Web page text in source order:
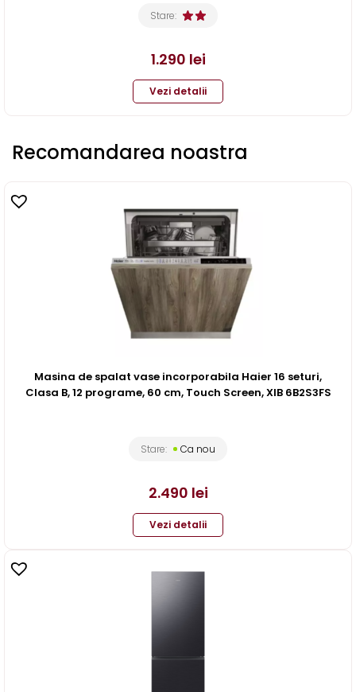
Stare:
1.290 lei
Vezi detalii
Recomandarea noastra
Masina de spalat vase incorporabila Haier 16 seturi,
Clasa B, 12 programe, 60 cm, Touch Screen, XIB 6B2S3FS
Stare: Ca nou
2.490 lei
Vezi detalii